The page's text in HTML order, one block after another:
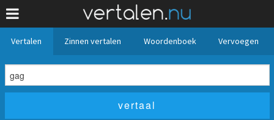
Vertalen Zinnen vertalen Woordenboek Vervoegen